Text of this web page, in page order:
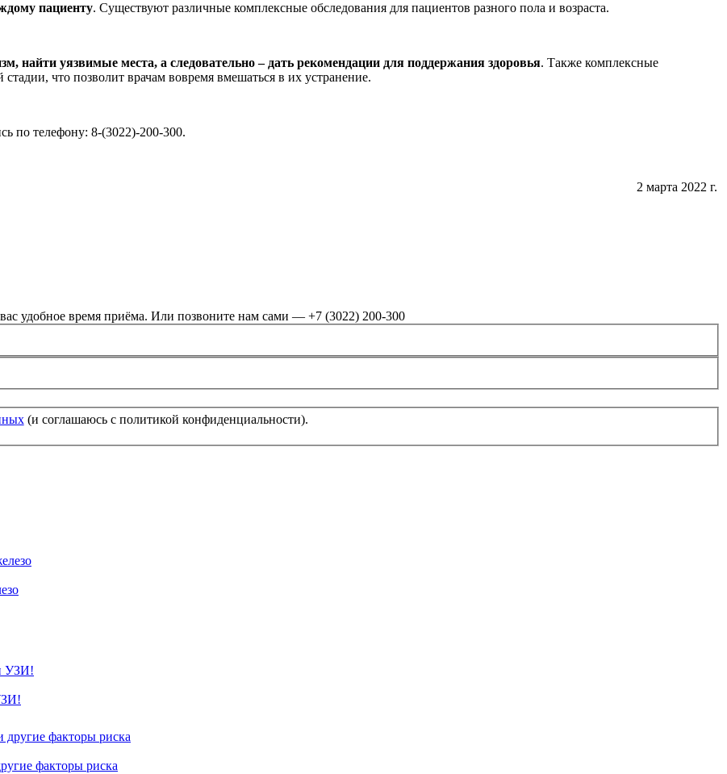
пациенту. Существуют различные комплексные обследования для пациентов разного пола и возраста.
найти уязвимые места, а следовательно – дать рекомендации для поддержания здоровья. Также комплексные
что позволит врачам вовремя вмешаться в их устранение.
по телефону: 8-(3022)-200-300.
2 марта 2022 г.
удобное время приёма. Или позвоните нам сами — +7 (3022) 200-300
(и соглашаюсь с политикой конфиденциальности).
факторы риска